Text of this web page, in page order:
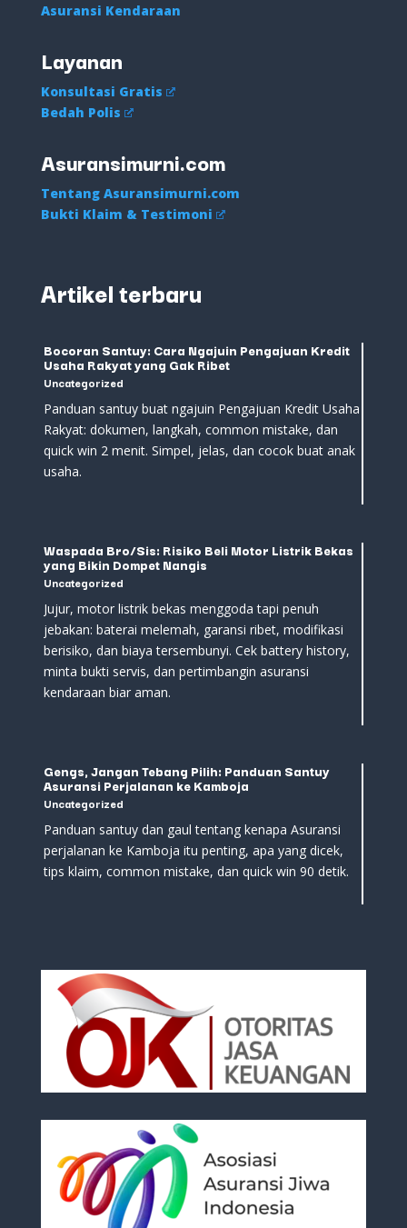
Asuransi Kendaraan
Layanan
Konsultasi Gratis
Bedah Polis
Asuransimurni.com
Tentang Asuransimurni.com
Bukti Klaim & Testimoni
Artikel terbaru
Bocoran Santuy: Cara Ngajuin Pengajuan Kredit
Usaha Rakyat yang Gak Ribet
Uncategorized
Panduan santuy buat ngajuin Pengajuan Kredit Usaha
Rakyat: dokumen, langkah, common mistake, dan
quick win 2 menit. Simpel, jelas, dan cocok buat anak
usaha.
Waspada Bro/Sis: Risiko Beli Motor Listrik Bekas
yang Bikin Dompet Nangis
Uncategorized
Jujur, motor listrik bekas menggoda tapi penuh
jebakan: baterai melemah, garansi ribet, modifikasi
berisiko, dan biaya tersembunyi. Cek battery history,
minta bukti servis, dan pertimbangin asuransi
kendaraan biar aman.
Gengs, Jangan Tebang Pilih: Panduan Santuy
Asuransi Perjalanan ke Kamboja
Uncategorized
Panduan santuy dan gaul tentang kenapa Asuransi
perjalanan ke Kamboja itu penting, apa yang dicek,
tips klaim, common mistake, dan quick win 90 detik.